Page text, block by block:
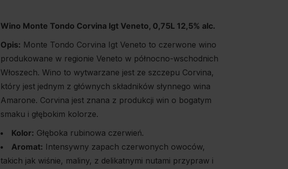
Wino Monte Tondo Corvina Igt Veneto, 0,75L 12,5% alc.
Opis: Monte Tondo Corvina Igt Veneto to czerwone wino
produkowane w regionie Veneto w północno-wschodnich
Włoszech. Wino to wytwarzane jest ze szczepu Corvina,
który jest jednym z głównych składników słynnego wina
Amarone. Corvina jest znana z produkcji win o bogatym
smaku i głębokim kolorze.
Kolor: Głęboka rubinowa czerwień.
Aromat: Intensywny zapach czerwonych owoców,
takich jak wiśnie, maliny, z delikatnymi nutami przypraw i